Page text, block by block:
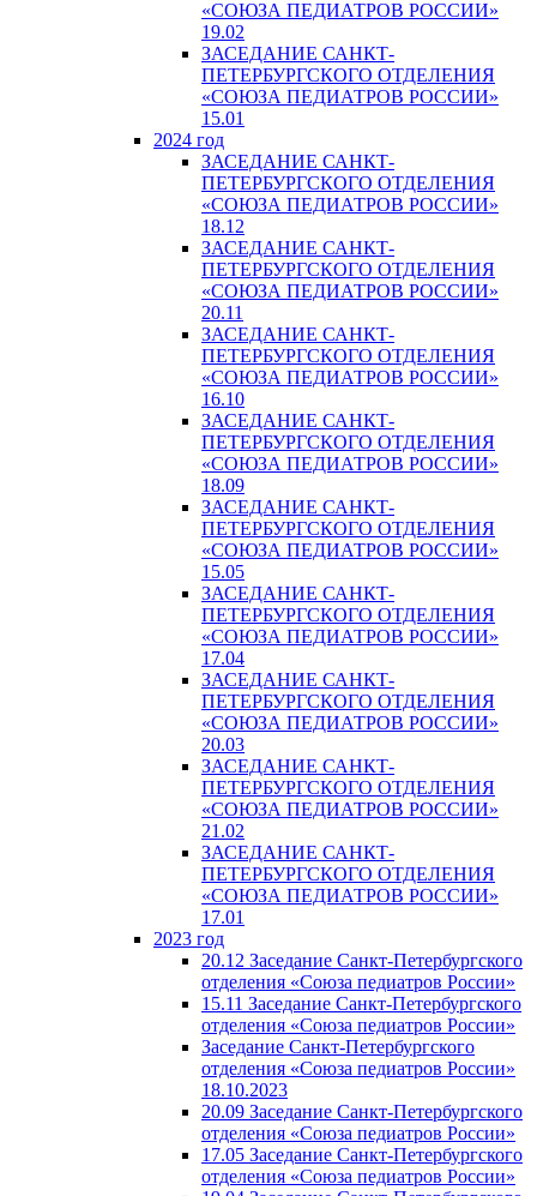
«СОЮЗА ПЕДИАТРОВ РОССИИ»
19.02
ЗАСЕДАНИЕ САНКТ-
ПЕТЕРБУРГСКОГО ОТДЕЛЕНИЯ
«СОЮЗА ПЕДИАТРОВ РОССИИ»
15.01
2024 год
ЗАСЕДАНИЕ САНКТ-
ПЕТЕРБУРГСКОГО ОТДЕЛЕНИЯ
«СОЮЗА ПЕДИАТРОВ РОССИИ»
18.12
ЗАСЕДАНИЕ САНКТ-
ПЕТЕРБУРГСКОГО ОТДЕЛЕНИЯ
«СОЮЗА ПЕДИАТРОВ РОССИИ»
20.11
ЗАСЕДАНИЕ САНКТ-
ПЕТЕРБУРГСКОГО ОТДЕЛЕНИЯ
«СОЮЗА ПЕДИАТРОВ РОССИИ»
16.10
ЗАСЕДАНИЕ САНКТ-
ПЕТЕРБУРГСКОГО ОТДЕЛЕНИЯ
«СОЮЗА ПЕДИАТРОВ РОССИИ»
18.09
ЗАСЕДАНИЕ САНКТ-
ПЕТЕРБУРГСКОГО ОТДЕЛЕНИЯ
«СОЮЗА ПЕДИАТРОВ РОССИИ»
15.05
ЗАСЕДАНИЕ САНКТ-
ПЕТЕРБУРГСКОГО ОТДЕЛЕНИЯ
«СОЮЗА ПЕДИАТРОВ РОССИИ»
17.04
ЗАСЕДАНИЕ САНКТ-
ПЕТЕРБУРГСКОГО ОТДЕЛЕНИЯ
«СОЮЗА ПЕДИАТРОВ РОССИИ»
20.03
ЗАСЕДАНИЕ САНКТ-
ПЕТЕРБУРГСКОГО ОТДЕЛЕНИЯ
«СОЮЗА ПЕДИАТРОВ РОССИИ»
21.02
ЗАСЕДАНИЕ САНКТ-
ПЕТЕРБУРГСКОГО ОТДЕЛЕНИЯ
«СОЮЗА ПЕДИАТРОВ РОССИИ»
17.01
2023 год
20.12 Заседание Санкт-Петербургского
отделения «Союза педиатров России»
15.11 Заседание Санкт-Петербургского
отделения «Союза педиатров России»
Заседание Санкт-Петербургского
отделения «Союза педиатров России»
18.10.2023
20.09 Заседание Санкт-Петербургского
отделения «Союза педиатров России»
17.05 Заседание Санкт-Петербургского
отделения «Союза педиатров России»